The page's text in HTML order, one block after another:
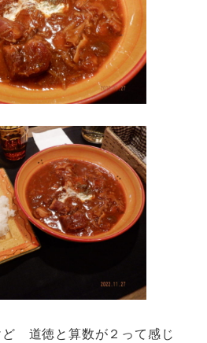
道徳と算数が２って感じ